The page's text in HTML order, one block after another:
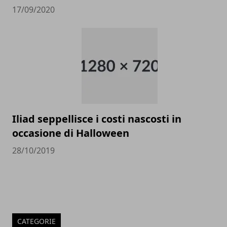
17/09/2020
Iliad seppellisce i costi nascosti in
occasione di Halloween
28/10/2019
CATEGORIE